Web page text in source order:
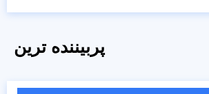
پربیننده ترین